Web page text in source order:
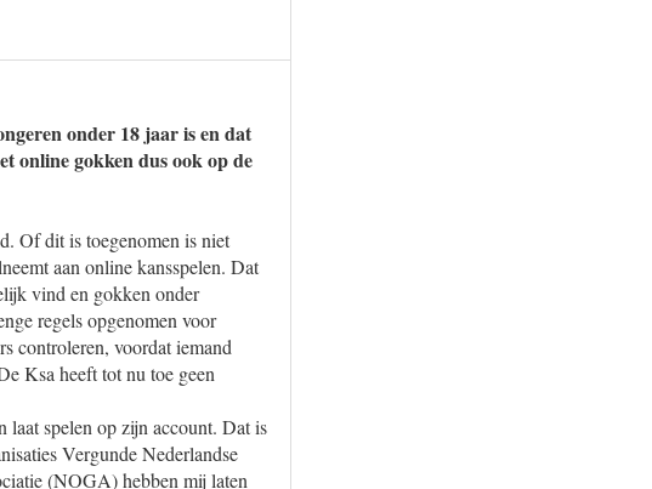
onder 18 jaar is en dat
online gokken dus ook op de
Of dit is toegenomen is niet
aan online kansspelen. Dat
vind en gokken onder
regels opgenomen voor
controleren, voordat iemand
Ksa heeft tot nu toe geen
laat spelen op zijn account. Dat is
Vergunde Nederlandse
(NOGA) hebben mij laten